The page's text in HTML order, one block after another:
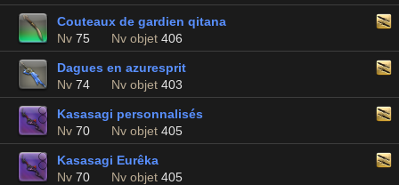
Couteaux de gardien qitana
Nv 75 Nv objet 406
Dagues en azuresprit
Nv 74 Nv objet 403
Kasasagi personnalisés
Nv 70 Nv objet 405
Kasasagi Eurêka
Nv 70 Nv objet 405